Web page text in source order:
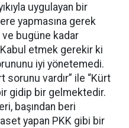
uygulayan bir
yapmasına gerek
ve bugüne kadar
Kabul etmek gerekir ki
iyi yönetemedi.
sorunu vardır” ile “Kürt
gidip bir gelmektedir.
başından beri
yapan PKK gibi bir